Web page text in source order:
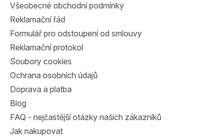
Všeobecné obchodní podmínky
Reklamační řád
Formulář pro odstoupení od smlouvy
Reklamační protokol
Soubory cookies
Ochrana osobních údajů
Doprava a platba
Blog
FAQ - nejčastější otázky našich zákazníků
Jak nakupovat